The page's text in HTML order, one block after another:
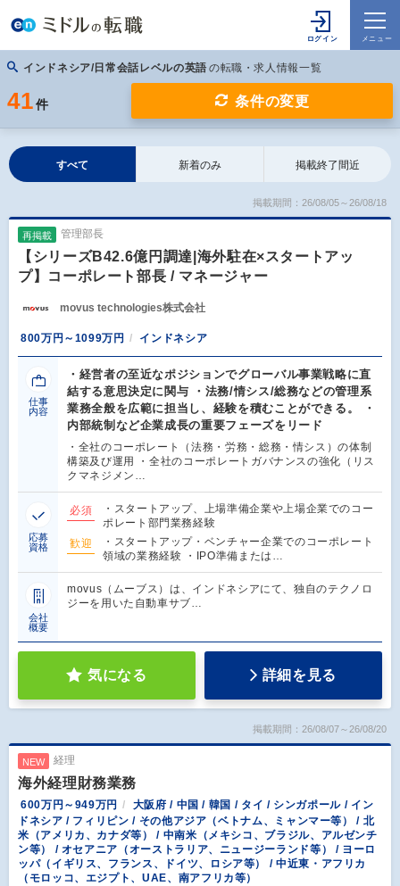
インドネシア/日常会話レベルの英語 の転職・求人情報一覧
41 件 条件の変更
すべて 新着のみ 掲載終了間近
掲載期間：26/08/05～26/08/18
再掲載 管理部長
【シリーズB42.6億円調達|海外駐在×スタートアッ
プ】コーポレート部長 / マネージャー
movus technologies株式会社
800万円～1099万円 インドネシア
仕事
内容
・経営者の至近なポジションでグローバル事業戦略に直
結する意思決定に関与 ・法務/情シス/総務などの管理系
業務全般を広範に担当し、経験を積むことができる。 ・
内部統制など企業成長の重要フェーズをリード
・全社のコーポレート（法務・労務・総務・情シス）の体制
構築及び運用 ・全社のコーポレートガバナンスの強化（リス
クマネジメン…
応募
資格
必須
・スタートアップ、上場準備企業や上場企業でのコー
ポレート部門業務経験
歓迎
・スタートアップ・ベンチャー企業でのコーポレート
領域の業務経験 ・IPO準備または…
会社
概要
movus（ムーブス）は、インドネシアにて、独自のテクノロ
ジーを用いた自動車サブ…
気になる 詳細を見る
掲載期間：26/08/07～26/08/20
NEW 経理
海外経理財務業務
600万円～949万円
大阪府 / 中国 / 韓国 / タイ / シンガポール / イン
ドネシア / フィリピン / その他アジア（ベトナム、ミャンマー等） / 北
米（アメリカ、カナダ等） / 中南米（メキシコ、ブラジル、アルゼンチ
ン等） / オセアニア（オーストラリア、ニュージーランド等） / ヨーロ
ッパ（イギリス、フランス、ドイツ、ロシア等） / 中近東・アフリカ
（モロッコ、エジプト、UAE、南アフリカ等）